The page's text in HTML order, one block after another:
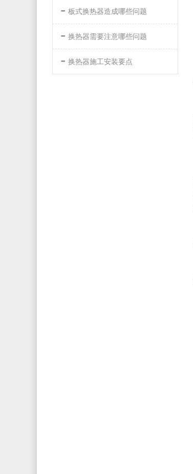
- 板式换热器造成哪些问题
- 换热器需要注意哪些问题
- 换热器施工安装要点